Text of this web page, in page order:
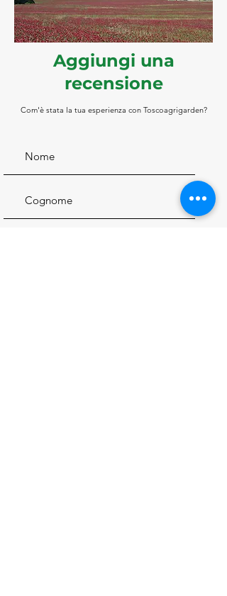
Aggiungi una
recensione
Com'è stata la tua esperienza con Toscoagrigarden?